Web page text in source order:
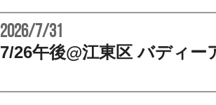
2026/7/31
7/26午後@江東区 バディ